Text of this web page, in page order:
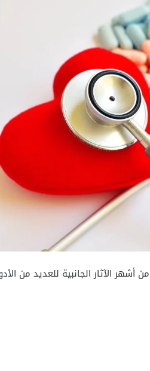
الآثار الجانبية للعديد من